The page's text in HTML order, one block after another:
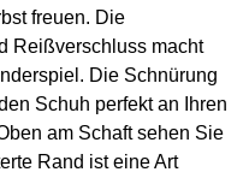
freuen. Die
Reißverschluss macht
Die Schnürung
Schuh perfekt an Ihren
am Schaft sehen Sie
Rand ist eine Art